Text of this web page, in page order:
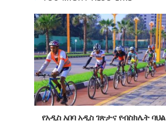
የአዲስ አበባ አዲስ ገጽታና የብስክሌት ባህል